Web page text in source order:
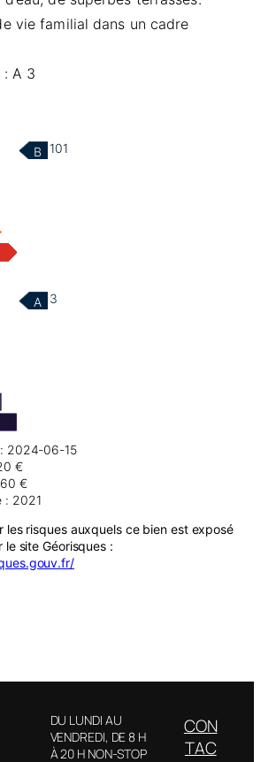
vie familial dans un cadre
: A 3
B 101
A 3
2024-06-15
€
€
: 2021
les risques auxquels ce bien est exposé
site Géorisques :
DU LUNDI AU
VENDREDI, DE 8 H
À 20 H NON-STOP
Facebook
CON
TAC